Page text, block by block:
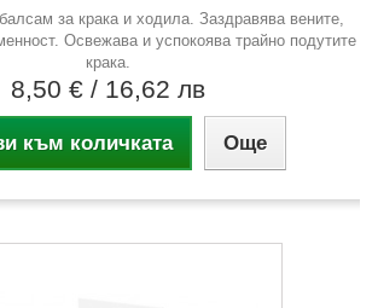
за крака и ходила. Заздравява вените,
Освежава и успокоява трайно подутите
крака.
8,50 € / 16,62 лв
към количката Още